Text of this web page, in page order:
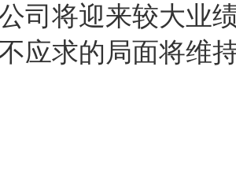
司将迎来较大业
应求的局面将维